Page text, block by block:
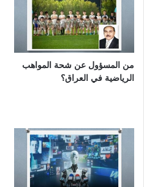
من المسؤول عن شحة المواهب
الرياضية في العراق؟